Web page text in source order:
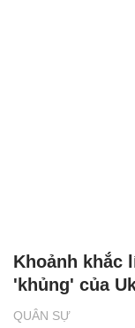
QUÂN SỰ
Khoảnh khắc
'khủng' của